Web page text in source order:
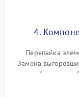
4.
Перепайка
Замена
хрупкой